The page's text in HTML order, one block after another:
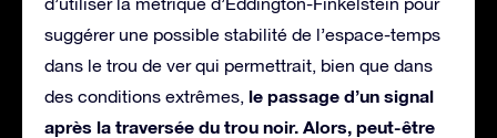
suggérer une possible stabilité de l’espace-temps
dans le trou de ver qui permettrait, bien que dans
des conditions extrêmes, le passage d’un signal
après la traversée du trou noir. Alors, peut-être